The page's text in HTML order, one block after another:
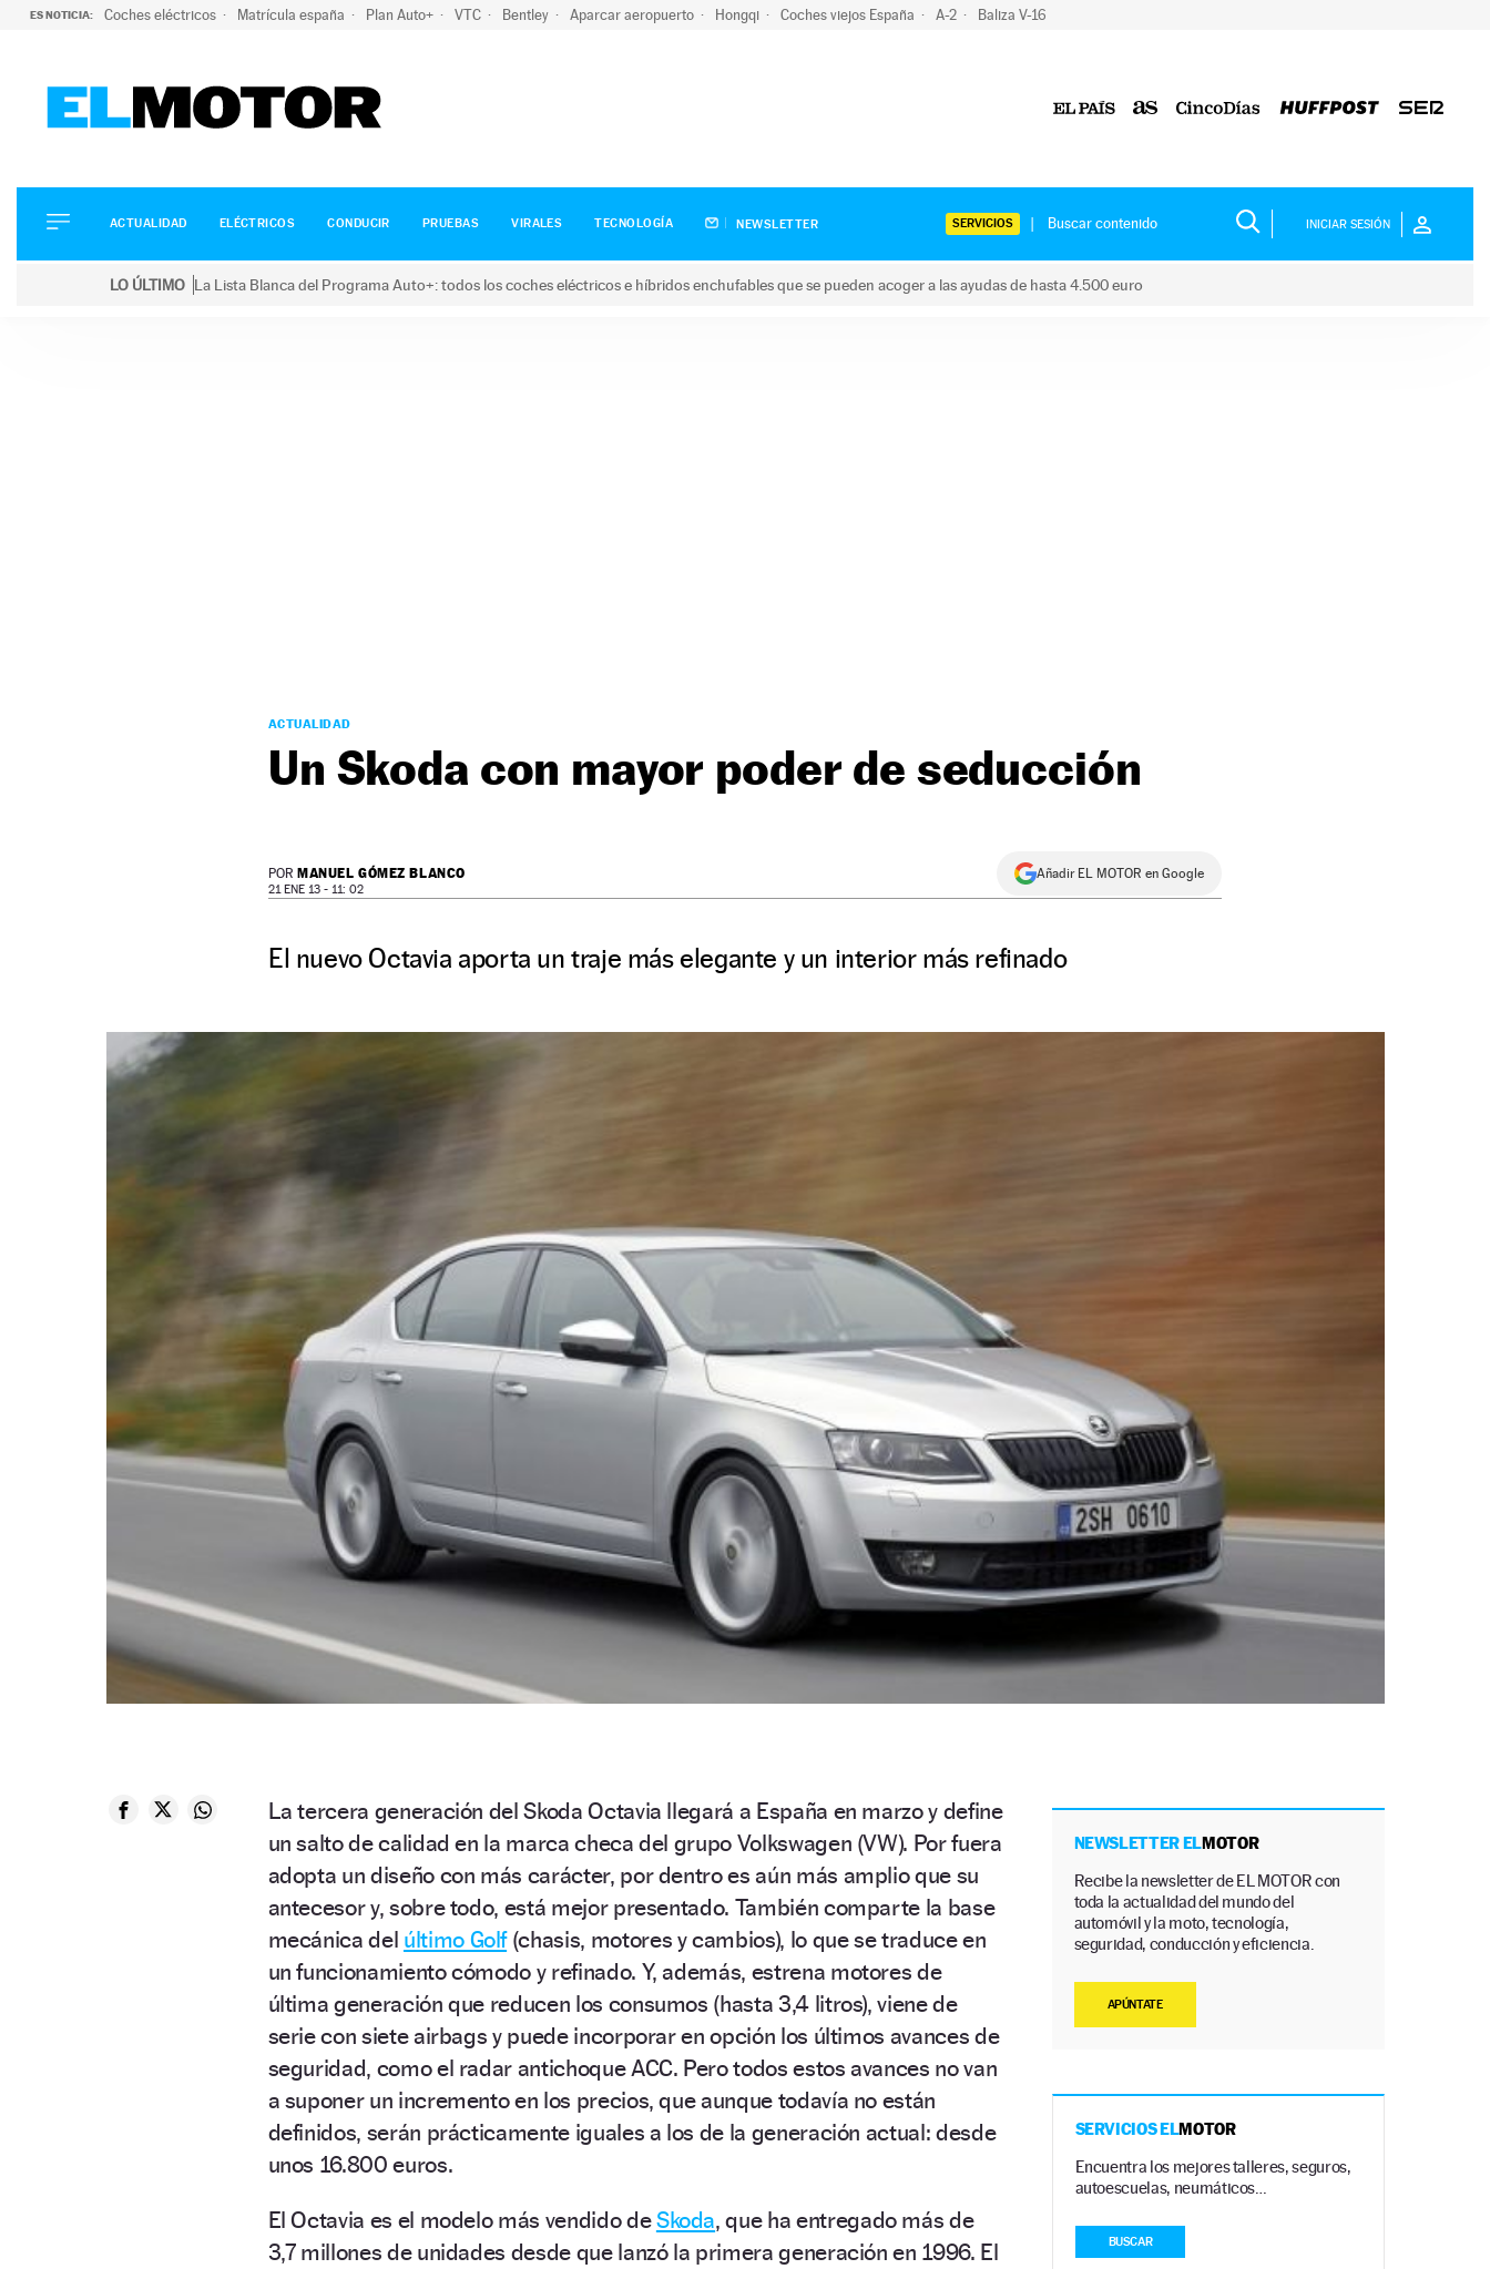
ES NOTICIA: Coches eléctricos Matrícula españa Plan Auto+ VTC Bentley Aparcar aeropuerto Hongqi Coches viejos España A-2 Baliza V-16
ELÉCTRICOS
CONDUCIR
ACTUALIDAD ELÉCTRICOS CONDUCIR PRUEBAS VIRALES TECNOLOGÍA NEWSLETTER SERVICIOS INICIAR SESIÓN
LO ÚLTIMO La Lista Blanca del Programa Auto+: todos los coches eléctricos e híbridos enchufables que se pueden acoger a las ayudas de hasta 4.500 euro
ACTUALIDAD
Un Skoda con mayor poder de seducción
POR MANUEL GÓMEZ BLANCO
21 ENE 13 - 11: 02
Añadir EL MOTOR en Google
El nuevo Octavia aporta un traje más elegante y un interior más refinado
La tercera generación del Skoda Octavia llegará a España en marzo y define
un salto de calidad en la marca checa del grupo Volkswagen (VW). Por fuera
adopta un diseño con más carácter, por dentro es aún más amplio que su
antecesor y, sobre todo, está mejor presentado. También comparte la base
mecánica del último Golf(chasis, motores y cambios), lo que se traduce en
un funcionamiento cómodo y refinado. Y, además, estrena motores de
última generación que reducen los consumos (hasta 3,4 litros), viene de
serie con siete airbags y puede incorporar en opción los últimos avances de
seguridad, como el radar antichoque ACC. Pero todos estos avances no van
a suponer un incremento en los precios, que aunque todavía no están
definidos, serán prácticamente iguales a los de la generación actual: desde
unos 16.800 euros.
El Octavia es el modelo más vendido deSkoda, que ha entregado más de
3,7 millones de unidades desde que lanzó la primera generación en 1996. El
NEWSLETTER ELMOTOR
Recibe la newsletter de EL MOTOR con
toda la actualidad del mundo del
automóvil y la moto, tecnología,
seguridad, conducción y eficiencia.
APÚNTATE
SERVICIOS ELMOTOR
Encuentra los mejores talleres, seguros,
autoescuelas, neumáticos…
BUSCAR